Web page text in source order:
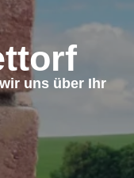
uns über Ihr